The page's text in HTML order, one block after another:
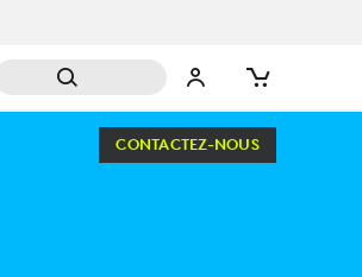
CONTACTEZ-NOUS